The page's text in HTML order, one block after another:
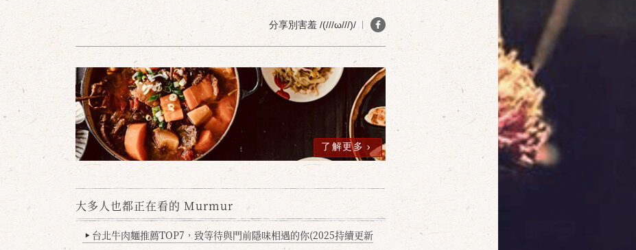
分享別害羞 /(///ω///)/
了解更多
大多人也都正在看的 Murmur
▶ 台北牛肉麵推薦TOP7，致等待與門前隱味相遇的你(2025持續更新
取消